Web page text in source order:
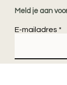
Meld je aan
E-mailadres